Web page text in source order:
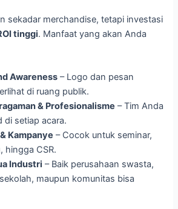
sekadar merchandise, tetapi investasi
tinggi. Manfaat yang akan Anda
Awareness – Logo dan pesan
di ruang publik.
& Profesionalisme – Tim Anda
di setiap acara.
Kampanye – Cocok untuk seminar,
hingga CSR.
Industri – Baik perusahaan swasta,
maupun komunitas bisa